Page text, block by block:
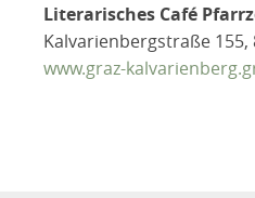
Literarisches Café
Kalvarienbergstraße 155,
www.graz-